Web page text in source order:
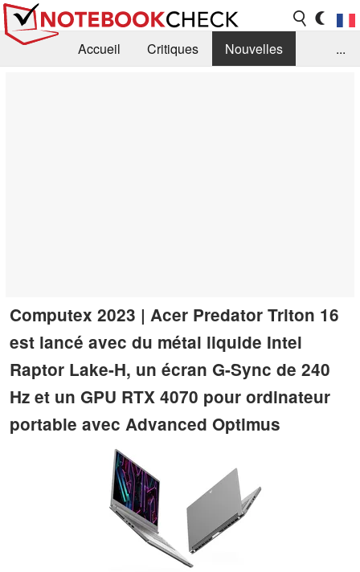
Accueil Critiques
Nouvelles
...
Computex 2023 | Acer Predator Triton 16
est lancé avec du métal liquide Intel
Raptor Lake-H, un écran G-Sync de 240
Hz et un GPU RTX 4070 pour ordinateur
portable avec Advanced Optimus